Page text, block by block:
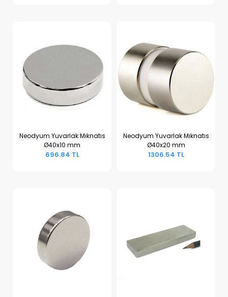
Sepete Ekle
Neodyum Yuvarlak Mıknatıs
Ø40x10 mm
696.84 TL
Sepete Ekle
Neodyum Yuvarlak Mıknatıs
Ø40x20 mm
1306.54 TL